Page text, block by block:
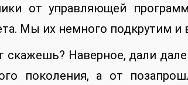
от управляющей
Мы их немного подкрутим и
скажешь? Наверное, дали
поколения, а от